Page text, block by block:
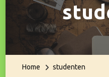
Home studenten